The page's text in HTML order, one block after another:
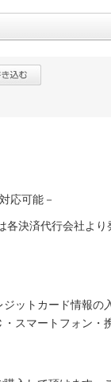
応可能－
決済代行会社よ
ットカード情報
スマートフォン・